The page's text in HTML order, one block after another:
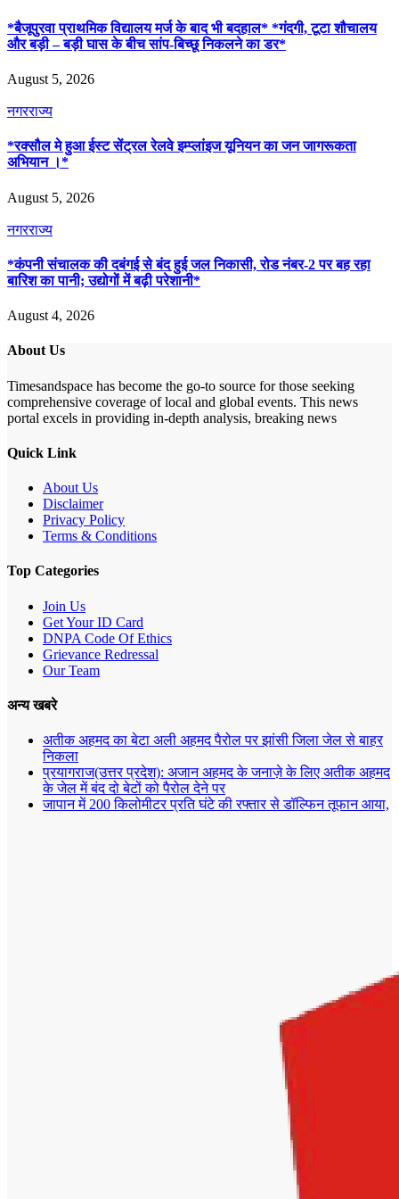
*बैजूपुरवा प्राथमिक विद्यालय मर्ज के बाद भी बदहाल* *गंदगी, टूटा शौचालय
और बड़ी – बड़ी घास के बीच सांप-बिच्छू निकलने का डर*
August 5, 2026
नगरराज्य
*रक्सौल मे हुआ ईस्ट सेंट्रल रेलवे इम्प्लांइज यूनियन का जन जागरूकता
अभियान ।*
August 5, 2026
नगरराज्य
*कंपनी संचालक की दबंगई से बंद हुई जल निकासी, रोड नंबर-2 पर बह रहा
बारिश का पानी; उद्योगों में बढ़ी परेशानी*
August 4, 2026
About Us
Timesandspace has become the go-to source for those seeking
comprehensive coverage of local and global events. This news
portal excels in providing in-depth analysis, breaking news
Quick Link
About Us
Disclaimer
Privacy Policy
Terms & Conditions
Top Categories
Join Us
Get Your ID Card
DNPA Code Of Ethics
Grievance Redressal
Our Team
अन्य खबरे
अतीक अहमद का बेटा अली अहमद पैरोल पर झांसी जिला जेल से बाहर
निकला
प्रयागराज(उत्तर प्रदेश): अजान अहमद के जनाज़े के लिए अतीक अहमद
के जेल में बंद दो बेटों को पैरोल देने पर
जापान में 200 किलोमीटर प्रति घंटे की रफ्तार से डॉल्फिन तूफान आया,